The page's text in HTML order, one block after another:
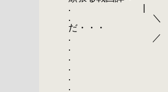
. | （__
. ＼ ｀
だ・・・
. ／
.
.
.
.
.